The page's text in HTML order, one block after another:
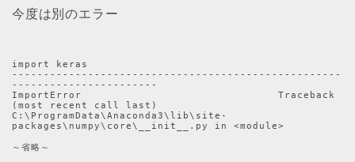
今度は別のエラー
import keras
----------------------------------------------------
-----------------------
ImportError                               Traceback
(most recent call last)
C:\ProgramData\Anaconda3\lib\site-
packages\numpy\core\__init__.py in <module>
～省略～